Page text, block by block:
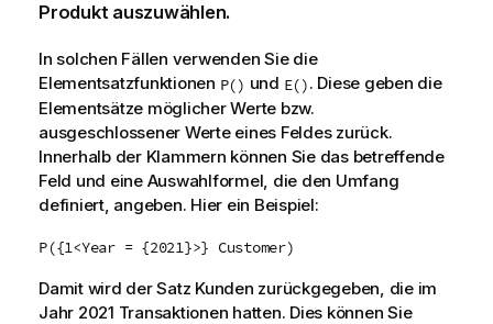
Produkt auszuwählen.
In solchen Fällen verwenden Sie die
Elementsatzfunktionen P() und E(). Diese geben die
Elementsätze möglicher Werte bzw.
ausgeschlossener Werte eines Feldes zurück.
Innerhalb der Klammern können Sie das betreffende
Feld und eine Auswahlformel, die den Umfang
definiert, angeben. Hier ein Beispiel:
P({1<Year = {2021}>} Customer)
Damit wird der Satz Kunden zurückgegeben, die im
Jahr 2021 Transaktionen hatten. Dies können Sie